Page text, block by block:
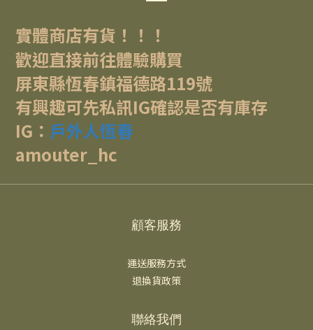
實體商店有貨！！！
歡迎直接前往體驗購買
屏東縣恆春鎮福德路119號
有興趣可先私訊IG確認是否有庫存
IG： 戶外人恆春
amouter_hc
顧客服務
運送服務方式
退換貨政策
聯絡我們